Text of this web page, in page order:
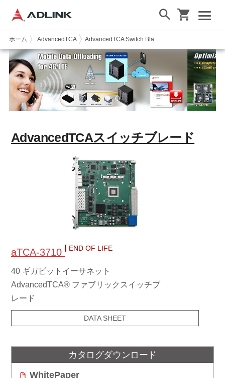
ホーム AdvancedTCA AdvancedTCA Switch Blade
AdvancedTCAスイッチブレード
aTCA-3710 END OF LIFE
40 ギガビットイーサネット
AdvancedTCA® ファブリックスイッチブ
レード
DATA SHEET
カタログダウンロード
WhitePaper